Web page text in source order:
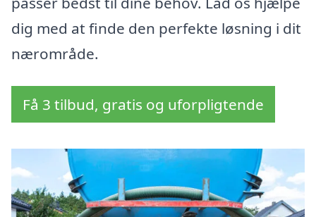
dig med at finde den perfekte løsning i dit
nærområde.
Få 3 tilbud, gratis og uforpligtende